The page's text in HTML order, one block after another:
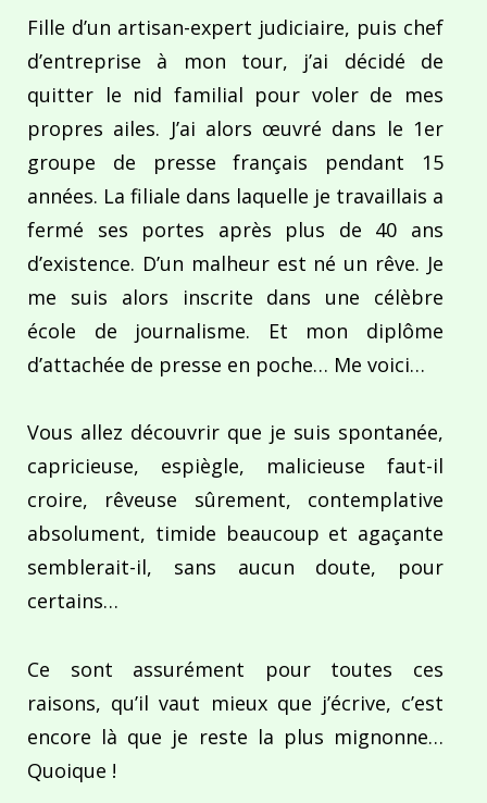
Fille d’un artisan-expert judiciaire, puis chef
d’entreprise à mon tour, j’ai décidé de
quitter le nid familial pour voler de mes
propres ailes. J’ai alors œuvré dans le 1er
groupe de presse français pendant 15
années. La filiale dans laquelle je travaillais a
fermé ses portes après plus de 40 ans
d’existence. D’un malheur est né un rêve. Je
me suis alors inscrite dans une célèbre
école de journalisme. Et mon diplôme
d’attachée de presse en poche… Me voici…
Vous allez découvrir que je suis spontanée,
capricieuse, espiègle, malicieuse faut-il
croire, rêveuse sûrement, contemplative
absolument, timide beaucoup et agaçante
semblerait-il, sans aucun doute, pour
certains…
Ce sont assurément pour toutes ces
raisons, qu’il vaut mieux que j’écrive, c’est
encore là que je reste la plus mignonne…
Quoique !